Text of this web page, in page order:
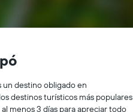
un destino obligado en
destinos turísticos más populares
menos 3 días para apreciar todo